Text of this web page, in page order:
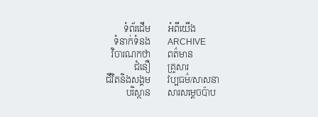
ទំព័រដើម
ទំនាក់ទំនង
វិចារណកថា
ជំនឿ
ជីវិតនិងសង្គម
បរិស្ថាន
អំពីយើង
ARCHIVE
ពត៌មាន
គ្រួសារ
វប្បធម៌/សាសនា
សារសម្តេចប៉ាប